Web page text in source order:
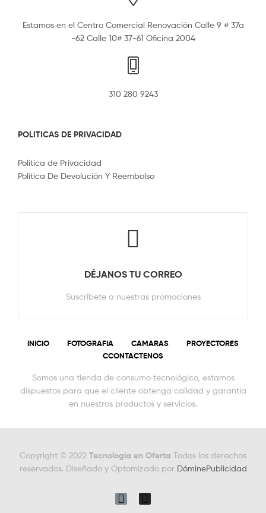
Estamos en el Centro Comercial Renovación Calle 9 # 37a
-62 Calle 10# 37-61 Oficina 2004
310 280 9243
POLITICAS DE PRIVACIDAD
Política de Privacidad
Política De Devolución Y Reembolso
DÉJANOS TU CORREO
Suscribete a nuestras promociones
INICIO FOTOGRAFIA CAMARAS
PROYECTORES
CCONTACTENOS
Somos una tienda de consumo tecnológico, estamos
dispuestos para que el cliente obtenga calidad y garantía
en nuestros productos y servicios.
Copyright © 2022 Tecnologia en Oferta Todos los derechos
reservados. Diseñado y Optomizado por DóminePublicidad